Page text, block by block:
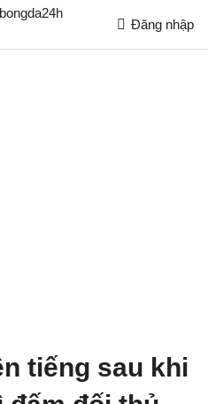
Đăng nhập
tiếng sau khi